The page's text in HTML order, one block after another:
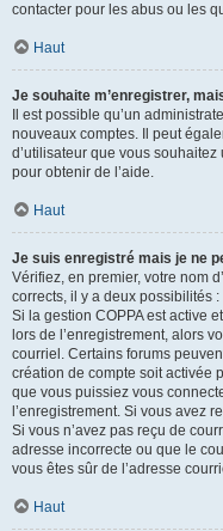
contacter pour les abus ou les
Haut
Je souhaite m’enregistrer,
Il est possible qu’un
nouveaux comptes. Il peut
d’utilisateur que vous
pour obtenir de l’aide.
Haut
Je suis enregistré mais je ne
Vérifiez, en premier, votre nom
corrects, il y a deux possibilités :
Si la gestion COPPA est active
lors de l’enregistrement, alors
courriel. Certains forums
création de compte soit activée
que vous puissiez vous
l’enregistrement. Si vous avez
Si vous n’avez pas reçu de
adresse incorrecte ou que le
vous êtes sûr de l’adresse
Haut